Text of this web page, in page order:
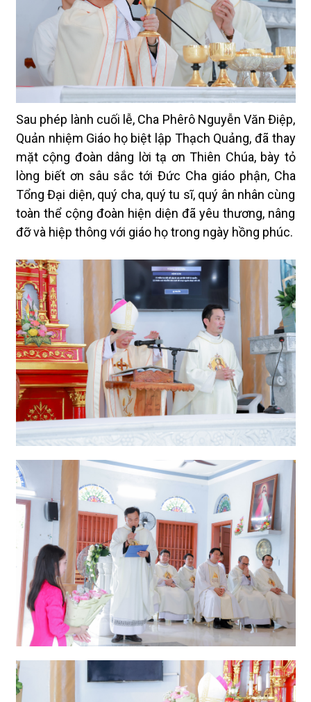
Sau phép lành cuối lễ, Cha Phêrô Nguyễn Văn Điệp,
Quản nhiệm Giáo họ biệt lập Thạch Quảng, đã thay
mặt cộng đoàn dâng lời tạ ơn Thiên Chúa, bày tỏ
lòng biết ơn sâu sắc tới Đức Cha giáo phận, Cha
Tổng Đại diện, quý cha, quý tu sĩ, quý ân nhân cùng
toàn thể cộng đoàn hiện diện đã yêu thương, nâng
đỡ và hiệp thông với giáo họ trong ngày hồng phúc.